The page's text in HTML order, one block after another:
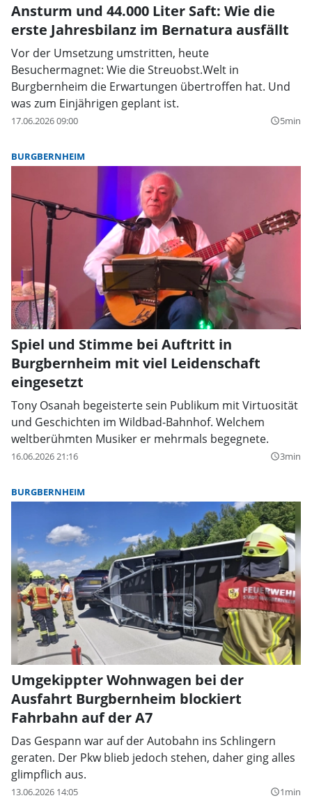
Ansturm und 44.000 Liter Saft: Wie die
erste Jahresbilanz im Bernatura ausfällt
Vor der Umsetzung umstritten, heute
Besuchermagnet: Wie die Streuobst.Welt in
Burgbernheim die Erwartungen übertroffen hat. Und
was zum Einjährigen geplant ist.
17.06.2026 09:00 query_builder5min
BURGBERNHEIM
Spiel und Stimme bei Auftritt in
Burgbernheim mit viel Leidenschaft
eingesetzt
Tony Osanah begeisterte sein Publikum mit Virtuosität
und Geschichten im Wildbad-Bahnhof. Welchem
weltberühmten Musiker er mehrmals begegnete.
16.06.2026 21:16 query_builder3min
BURGBERNHEIM
Umgekippter Wohnwagen bei der
Ausfahrt Burgbernheim blockiert
Fahrbahn auf der A7
Das Gespann war auf der Autobahn ins Schlingern
geraten. Der Pkw blieb jedoch stehen, daher ging alles
glimpflich aus.
13.06.2026 14:05 query_builder1min